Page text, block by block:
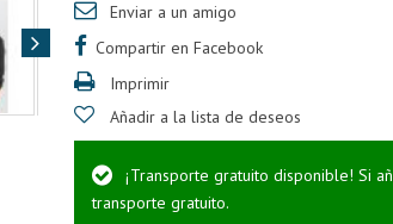
Enviar a un amigo
Compartir en Facebook
Imprimir
Añadir a la lista de deseos
¡Transporte gratuito disponible! Si
transporte gratuito.